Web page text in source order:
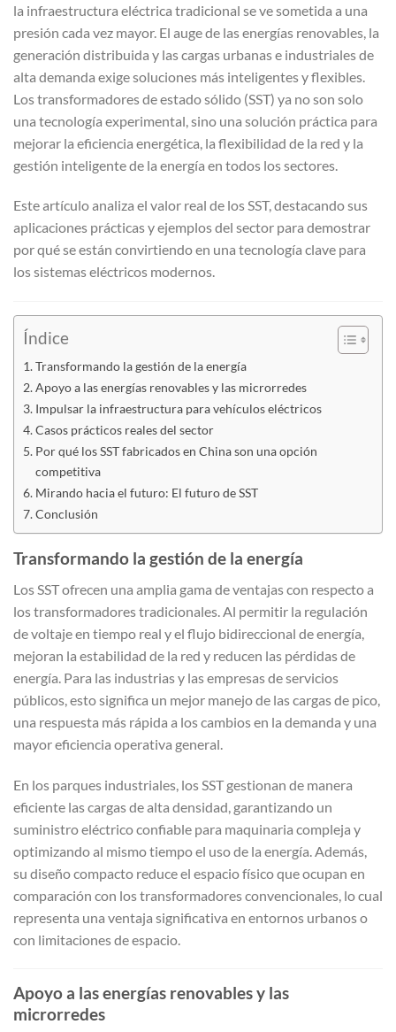
la infraestructura eléctrica tradicional se ve sometida a una
presión cada vez mayor. El auge de las energías renovables, la
generación distribuida y las cargas urbanas e industriales de
alta demanda exige soluciones más inteligentes y flexibles.
Los transformadores de estado sólido (SST) ya no son solo
una tecnología experimental, sino una solución práctica para
mejorar la eficiencia energética, la flexibilidad de la red y la
gestión inteligente de la energía en todos los sectores.
Este artículo analiza el valor real de los SST, destacando sus
aplicaciones prácticas y ejemplos del sector para demostrar
por qué se están convirtiendo en una tecnología clave para
los sistemas eléctricos modernos.
Índice
Transformando la gestión de la energía
Apoyo a las energías renovables y las microrredes
Impulsar la infraestructura para vehículos eléctricos
Casos prácticos reales del sector
Por qué los SST fabricados en China son una opción
competitiva
Mirando hacia el futuro: El futuro de SST
Conclusión
Transformando la gestión de la energía
Los SST ofrecen una amplia gama de ventajas con respecto a
los transformadores tradicionales. Al permitir la regulación
de voltaje en tiempo real y el flujo bidireccional de energía,
mejoran la estabilidad de la red y reducen las pérdidas de
energía. Para las industrias y las empresas de servicios
públicos, esto significa un mejor manejo de las cargas de pico,
una respuesta más rápida a los cambios en la demanda y una
mayor eficiencia operativa general.
En los parques industriales, los SST gestionan de manera
eficiente las cargas de alta densidad, garantizando un
suministro eléctrico confiable para maquinaria compleja y
optimizando al mismo tiempo el uso de la energía. Además,
su diseño compacto reduce el espacio físico que ocupan en
comparación con los transformadores convencionales, lo cual
representa una ventaja significativa en entornos urbanos o
con limitaciones de espacio.
Apoyo a las energías renovables y las
microrredes